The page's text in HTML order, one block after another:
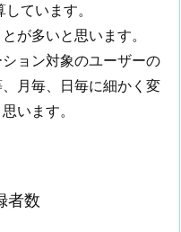
ています。
が多いと思います。
ョン対象のユーザーの
月毎、日毎に細かく変
います。
数